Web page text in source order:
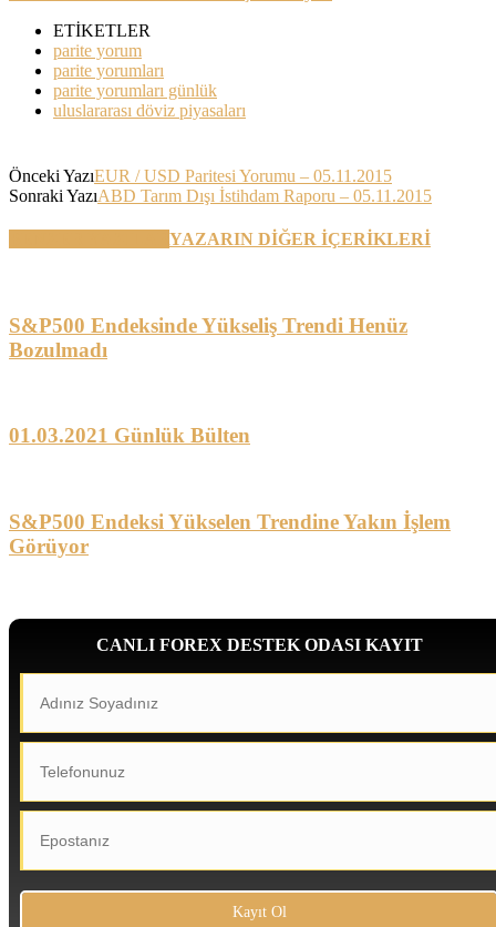
ETİKETLER
parite yorum
parite yorumları
parite yorumları günlük
uluslararası döviz piyasaları
Önceki YazıEUR / USD Paritesi Yorumu – 05.11.2015
Sonraki YazıABD Tarım Dışı İstihdam Raporu – 05.11.2015
YAZARIN DİĞER İÇERİKLERİ
S&P500 Endeksinde Yükseliş Trendi Henüz
Bozulmadı
01.03.2021 Günlük Bülten
S&P500 Endeksi Yükselen Trendine Yakın İşlem
Görüyor
CANLI FOREX DESTEK ODASI KAYIT